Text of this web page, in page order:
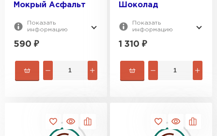
Мокрый Асфальт
Показать
информацию
590 ₽
Шоколад
Показать
информацию
1 310 ₽